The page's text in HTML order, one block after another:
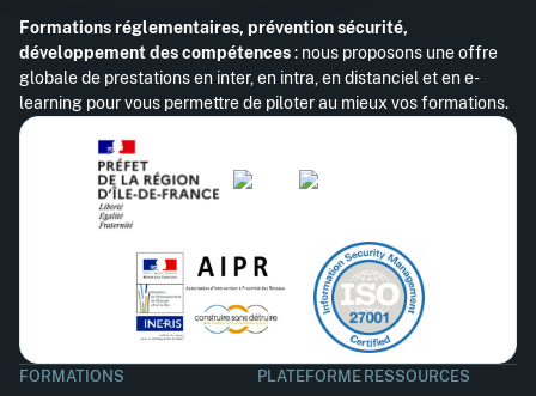
Formations réglementaires, prévention sécurité,
développement des compétences: nous proposons une offre
globale de prestations en inter, en intra, en distanciel et en e-
learning pour vous permettre de piloter au mieux vos formations.
FORMATIONS PLATEFORME RESSOURCES